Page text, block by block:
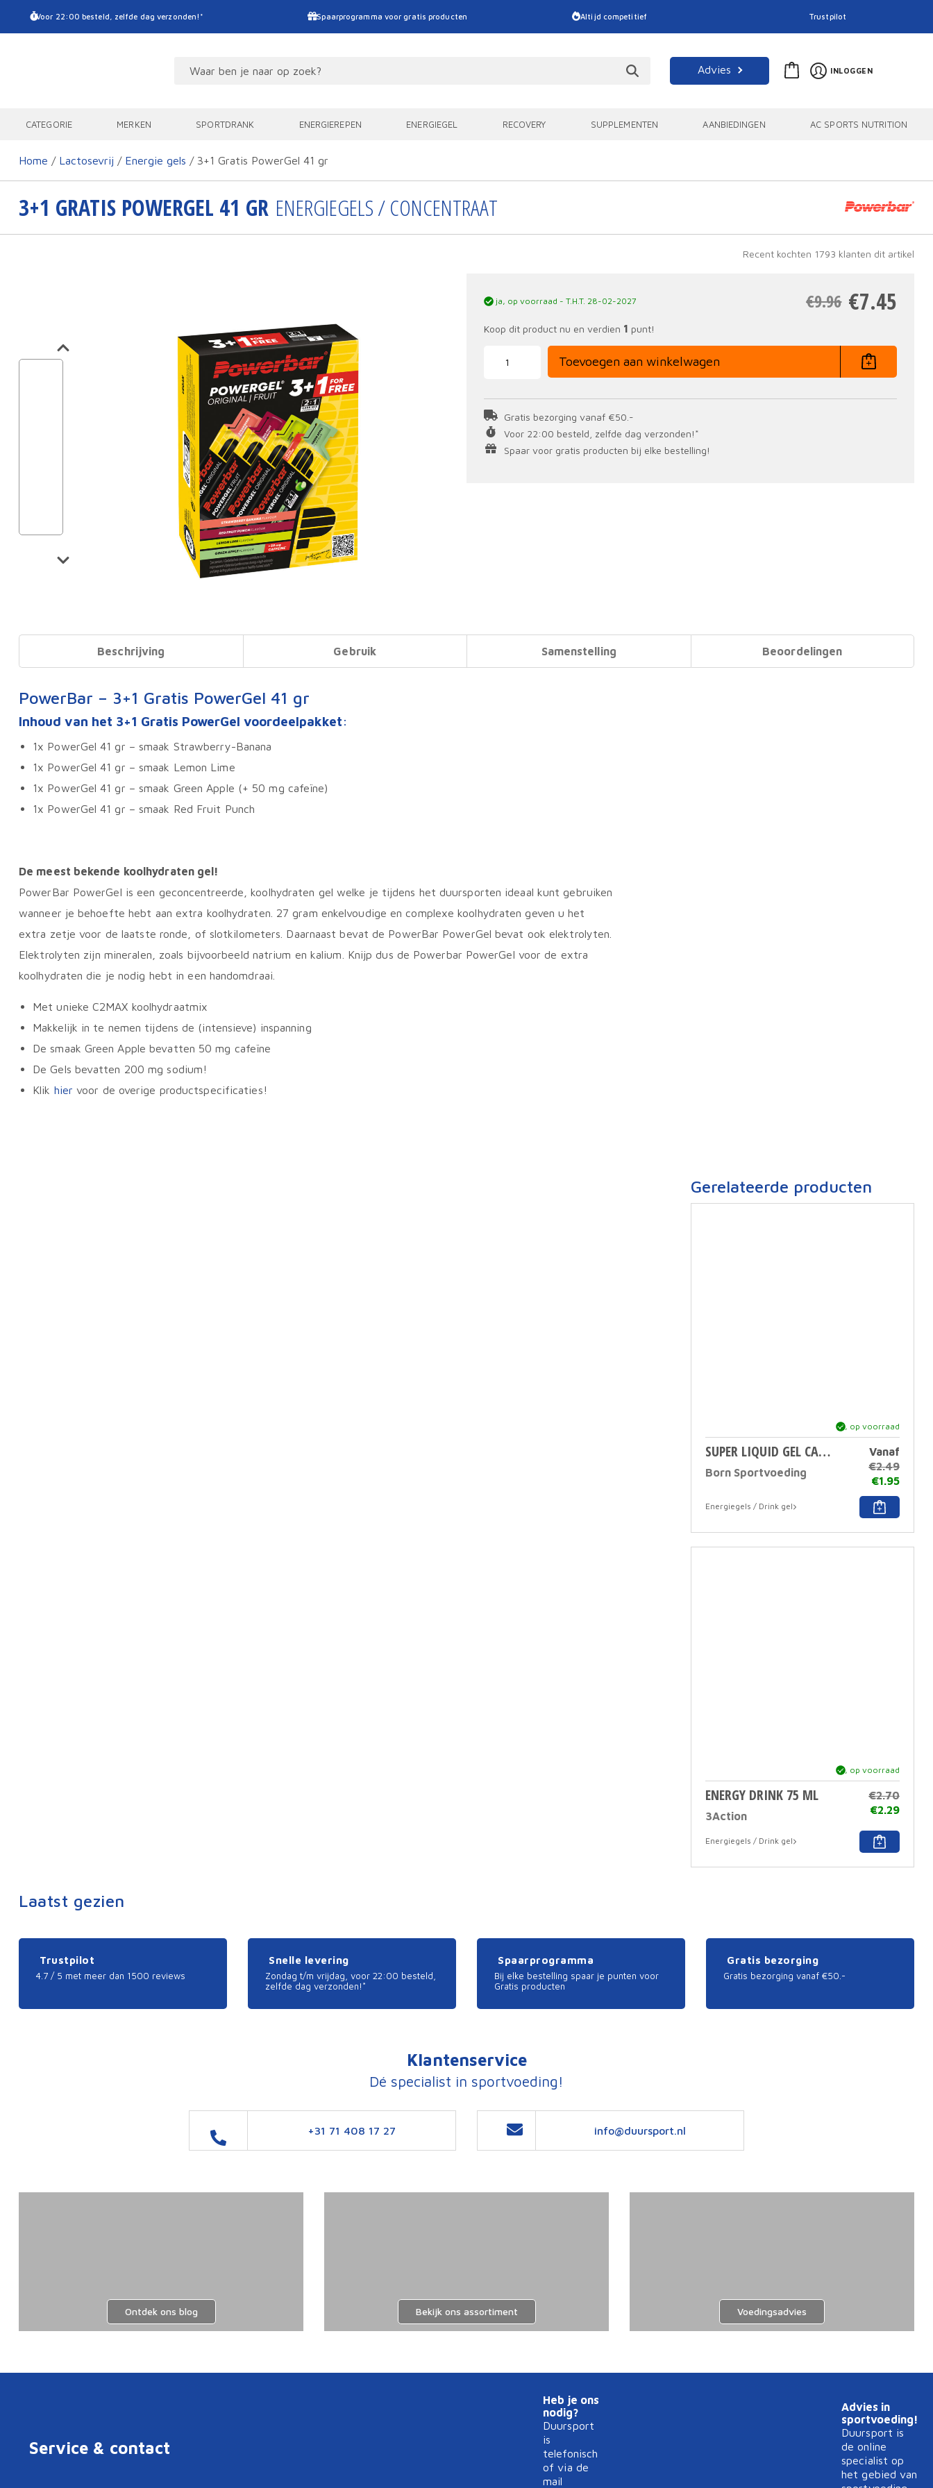
Voor 22:00 besteld, zelfde dag verzonden!* Spaarprogramma voor gratis producten Altijd competitief Trustpilot
Advies INLOGGEN
CATEGORIE MERKEN SPORTDRANK ENERGIEREPEN ENERGIEGEL RECOVERY SUPPLEMENTEN AANBIEDINGEN AC SPORTS NUTRITION
Home / Lactosevrij / Energie gels / 3+1 Gratis PowerGel 41 gr
3+1 GRATIS POWERGEL 41 GR ENERGIEGELS / CONCENTRAAT
Recent kochten 1793 klanten dit artikel
ja, op voorraad - T.H.T. 28-02-2027 €9.96
was:
€7.45
is:
Koop dit product nu en verdien 1 punt!
Gratis
Toevoegen aan winkelwagen
Gratis bezorging vanaf €50.-
Voor 22:00 besteld, zelfde dag verzonden!*
Spaar voor gratis producten bij elke bestelling!
Beschrijving Gebruik Samenstelling Beoordelingen
PowerBar – 3+1 Gratis PowerGel 41 gr
Inhoud van het 3+1 Gratis PowerGel voordeelpakket:
1x PowerGel 41 gr – smaak Strawberry-Banana
1x PowerGel 41 gr – smaak Lemon Lime
1x PowerGel 41 gr – smaak Green Apple (+ 50 mg cafeïne)
1x PowerGel 41 gr – smaak Red Fruit Punch
De meest bekende koolhydraten gel!
PowerBar PowerGel is een geconcentreerde, koolhydraten gel welke je tijdens het duursporten ideaal kunt gebruiken
wanneer je behoefte hebt aan extra koolhydraten. 27 gram enkelvoudige en complexe koolhydraten geven u het
extra zetje voor de laatste ronde, of slotkilometers. Daarnaast bevat de PowerBar PowerGel bevat ook elektrolyten.
Elektrolyten zijn mineralen, zoals bijvoorbeeld natrium en kalium. Knijp dus de Powerbar PowerGel voor de extra
koolhydraten die je nodig hebt in een handomdraai.
Met unieke C2MAX koolhydraatmix
Makkelijk in te nemen tijdens de (intensieve) inspanning
De smaak Green Apple bevatten 50 mg cafeïne
De Gels bevatten 200 mg sodium!
Klik hier voor de overige productspecificaties!
Gerelateerde producten
ja, op voorraad
SUPER LIQUID GEL CAFFEINE 55 ML
Born Sportvoeding
Vanaf
€2.49
€1.95
Energiegels / Drink gel
Dit
ja, op voorraad
ENERGY DRINK 75 ML
3Action
€2.70
€2.29
Energiegels / Drink gel
Dit
Laatst gezien
Trustpilot
4.7 / 5 met meer dan 1500 reviews
Snelle levering
Zondag t/m vrijdag, voor 22:00 besteld,
zelfde dag verzonden!*
Spaarprogramma
Bij elke bestelling spaar je punten voor
Gratis producten
Gratis bezorging
Gratis bezorging vanaf €50.-
Klantenservice
Dé specialist in sportvoeding!
+31 71 408 17 27 info@duursport.nl
Ontdek ons blog Bekijk ons assortiment Voedingsadvies
Service & contact
Heb je ons
nodig?
Duursport
is
telefonisch
of via de
mail
Advies in
sportvoeding!
Duursport is
de online
specialist op
het gebied van